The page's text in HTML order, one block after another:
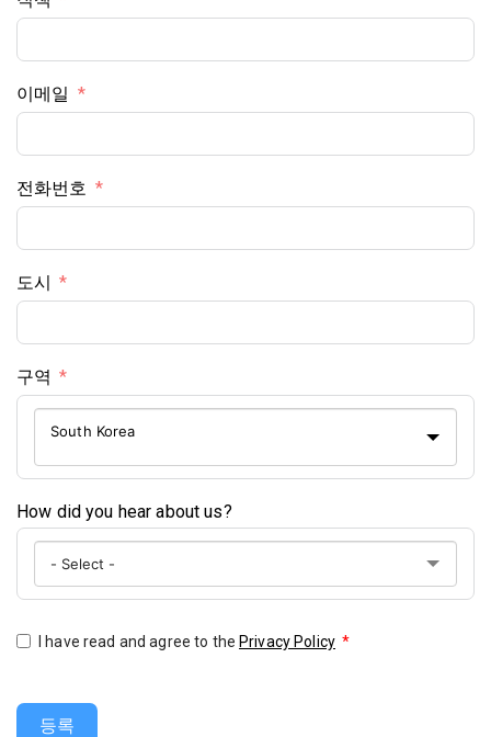
이메일
전화번호
도시
구역
South Korea
How did you hear about us?
I have read and agree to the Privacy Policy *
등록